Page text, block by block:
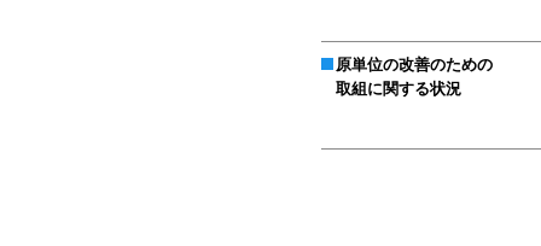
原単位の改善のため
取組に関する状況